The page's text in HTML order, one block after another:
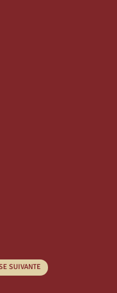
SUIVANTE